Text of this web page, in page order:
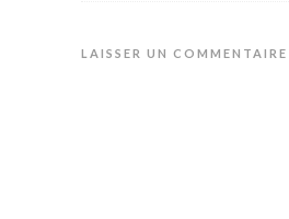
LAISSER UN COMMENTAIRE